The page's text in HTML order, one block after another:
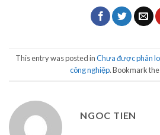
This entry was posted inChưa được phân
công nghiệp. Bookmark the
NGOC TIEN